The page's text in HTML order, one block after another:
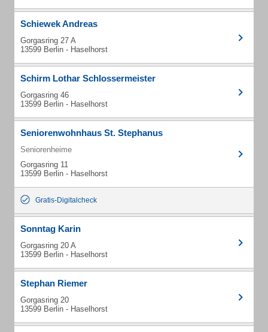
Schiewek Andreas
Gorgasring 27 A
13599 Berlin - Haselhorst
Schirm Lothar Schlossermeister
Gorgasring 46
13599 Berlin - Haselhorst
Seniorenwohnhaus St. Stephanus
Seniorenheime
Gorgasring 11
13599 Berlin - Haselhorst
Gratis-Digitalcheck
Sonntag Karin
Gorgasring 20 A
13599 Berlin - Haselhorst
Stephan Riemer
Gorgasring 20
13599 Berlin - Haselhorst